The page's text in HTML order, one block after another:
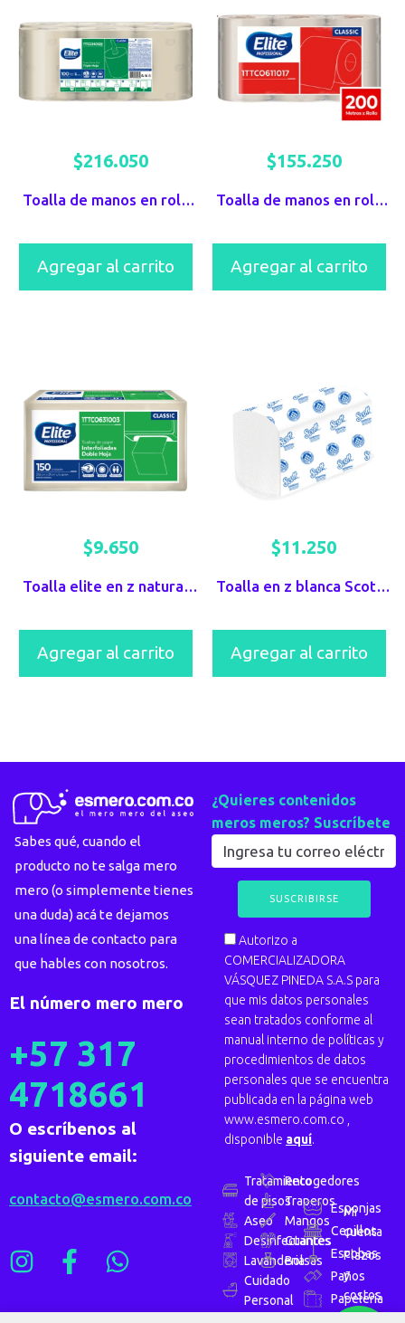
Toalla de manos en rollo centerpull x 100MTS
$216.050
Agregar al carrito
Toalla de manos en rollo Elite x 200 mts DH natural x 3 unds
$155.250
Agregar al carrito
Toalla elite en z natural paquete x 150
$9.650
Agregar al carrito
Toalla en z blanca Scott paquete x 150
$11.250
Agregar al carrito
Sabes qué, cuando el
producto no te salga mero
mero (o simplemente tienes
una duda) acá te dejamos
una línea de contacto para
que hables con nosotros.
El número mero mero
+57 317
4718661
O escríbenos al
siguiente email:
contacto@esmero.com.co
¿Quieres contenidos
meros meros? Suscríbete
Autorizo a
COMERCIALIZADORA
VÁSQUEZ PINEDA S.A.S para
que mis datos personales
sean tratados conforme al
manual interno de políticas y
procedimientos de datos
personales que se encuentra
publicada en la página web
www.esmero.com.co ,
disponible aquí.
Tratamiento
de pisos
Aseo
Desinfectantes
Lavanderia
Cuidado
Personal
Recogedores
Traperos
Mangos
Guantes
Bolsas
Esponjas
Cepillos
Escobas
Paños
Papelería
Mi
cuenta
Plazos
y
costos
de